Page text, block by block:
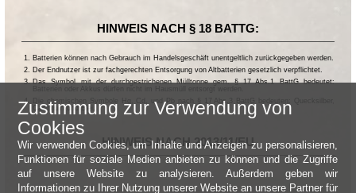
HINWEIS NACH § 18 BATTG:
Batterien können nach Gebrauch im Handelsgeschäft unentgeltlich zurückgegeben werden.
Der Endnutzer ist zur fachgerechten Entsorgung von Altbatterien gesetzlich verpflichtet.
Das Symbol mit der durchgestrichenen Mülltonne gem. § 17 Abs.1 BattG bedeutet:
Die chemischen Symbole Hg, Cd, und Pb nach § 17 Abs.3 BattG bedeuten: Quecksilber,
Cadmium und Blei.
HINWEIS NACH 2013/11/EU
Zustimmung zur Verwendung von
Cookies
Wir verwenden Cookies, um Inhalte und Anzeigen zu personalisieren,
Funktionen für soziale Medien anbieten zu können und die Zugriffe
auf unsere Website zu analysieren. Außerdem geben wir
Informationen zu Ihrer Nutzung unserer Website an unsere Partner für